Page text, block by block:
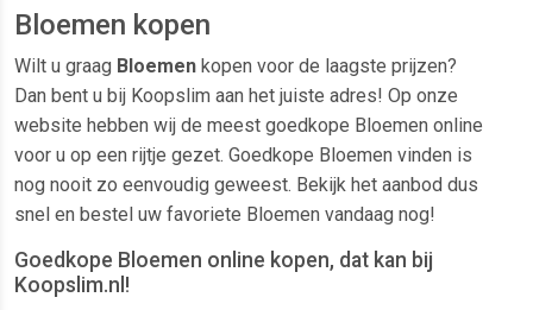
Bloemen kopen
Wilt u graag Bloemen kopen voor de laagste prijzen?
Dan bent u bij Koopslim aan het juiste adres! Op onze
website hebben wij de meest goedkope Bloemen online
voor u op een rijtje gezet. Goedkope Bloemen vinden is
nog nooit zo eenvoudig geweest. Bekijk het aanbod dus
snel en bestel uw favoriete Bloemen vandaag nog!
Goedkope Bloemen online kopen, dat kan bij
Koopslim.nl!